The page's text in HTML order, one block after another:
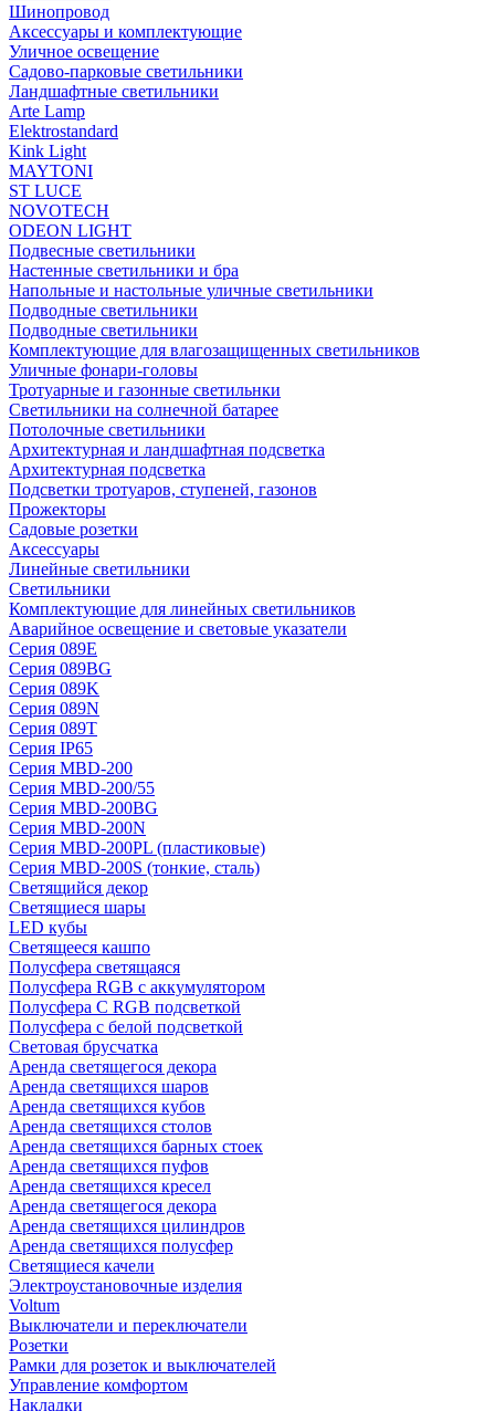
Шинопровод
Аксессуары и комплектующие
Уличное освещение
Садово-парковые светильники
Ландшафтные светильники
Arte Lamp
Elektrostandard
Kink Light
MAYTONI
ST LUCE
NOVOTECH
ODEON LIGHT
Подвесные светильники
Настенные светильники и бра
Напольные и настольные уличные светильники
Подводные светильники
Подводные светильники
Комплектующие для влагозащищенных светильников
Уличные фонари-головы
Тротуарные и газонные светильнки
Светильники на солнечной батарее
Потолочные светильники
Архитектурная и ландшафтная подсветка
Архитектурная подсветка
Подсветки тротуаров, ступеней, газонов
Прожекторы
Садовые розетки
Аксессуары
Линейные светильники
Светильники
Комплектующие для линейных светильников
Аварийное освещение и световые указатели
Серия 089E
Серия 089BG
Серия 089K
Серия 089N
Серия 089T
Серия IP65
Серия MBD-200
Серия MBD-200/55
Серия MBD-200BG
Серия MBD-200N
Серия MBD-200PL (пластиковые)
Серия MBD-200S (тонкие, сталь)
Светящийся декор
Светящиеся шары
LED кубы
Светящееся кашпо
Полусфера светящаяся
Полусфера RGB с аккумулятором
Полусфера С RGB подсветкой
Полусфера с белой подсветкой
Световая брусчатка
Аренда светящегося декора
Аренда светящихся шаров
Аренда светящихся кубов
Аренда светящихся столов
Аренда светящихся барных стоек
Аренда светящихся пуфов
Аренда светящихся кресел
Аренда светящегося декора
Аренда светящихся цилиндров
Аренда светящихся полусфер
Светящиеся качели
Электроустановочные изделия
Voltum
Выключатели и переключатели
Розетки
Рамки для розеток и выключателей
Управление комфортом
Накладки